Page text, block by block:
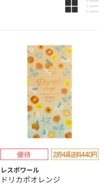
レスポワール
ドリカポオレンジ